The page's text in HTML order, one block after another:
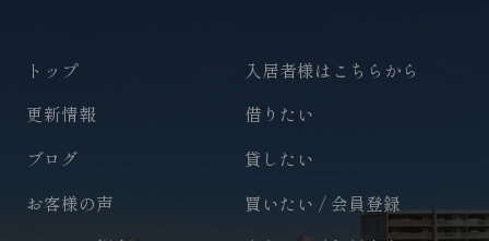
トップ
入居者様はこちらから
更新情報
借りたい
ブログ
貸したい
お客様の声
買いたい / 会員登録